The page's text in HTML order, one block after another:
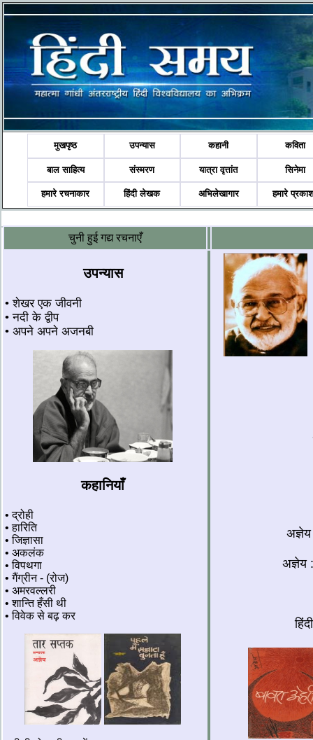
मुखपृष्ठ उपन्यास कहानी कविता
बाल साहित्य संस्मरण यात्रा वृत्तांत सिनेमा
हमारे रचनाकार हिंदी लेखक अभिलेखागार हमारे
चुनी हुई गद्य रचनाएँ
उपन्यास
• शेखर एक जीवनी
• नदी के द्वीप
• अपने अपने अजनबी
कहानियाँ
• द्रोही
• हारिति
• जिज्ञासा
• अकलंक
• विपथगा
• गैंग्रीन - (रोज)
• अमरवल्लरी
• शान्ति हँसी थी
• विवेक से बढ़ कर
अज्ञेय